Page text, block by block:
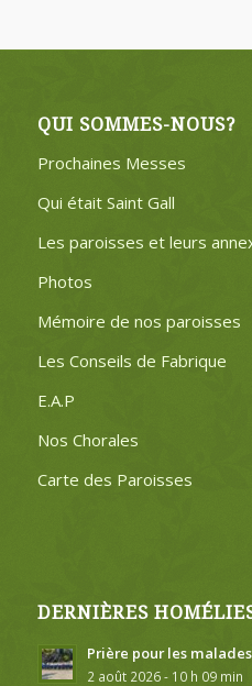
QUI SOMMES-NOUS?
Prochaines Messes
Qui était Saint Gall
Les paroisses et leurs
Photos
Mémoire de nos paroisses
Les Conseils de Fabrique
E.A.P
Nos Chorales
Carte des Paroisses
DERNIÈRES
Prière pour les
2 août 2026 - 10 h 09 min